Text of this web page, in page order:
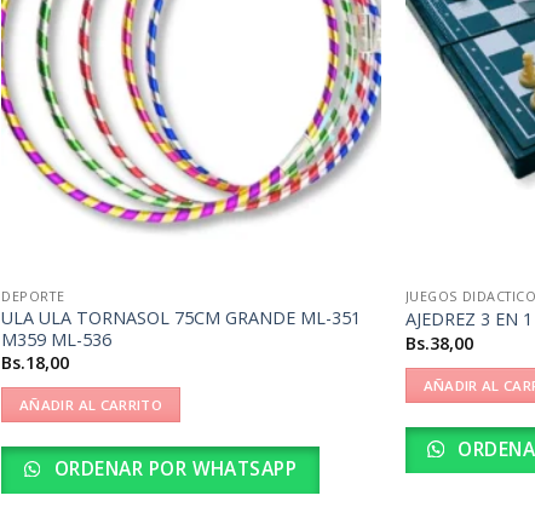
DEPORTE
ULA ULA TORNASOL 75CM GRANDE ML-351
M359 ML-536
Bs.18,00
AÑADIR AL CARRITO
ORDENAR POR WHATSAPP
JUEGOS
AJEDREZ 3 EN
Bs.38,00
AÑADIR AL